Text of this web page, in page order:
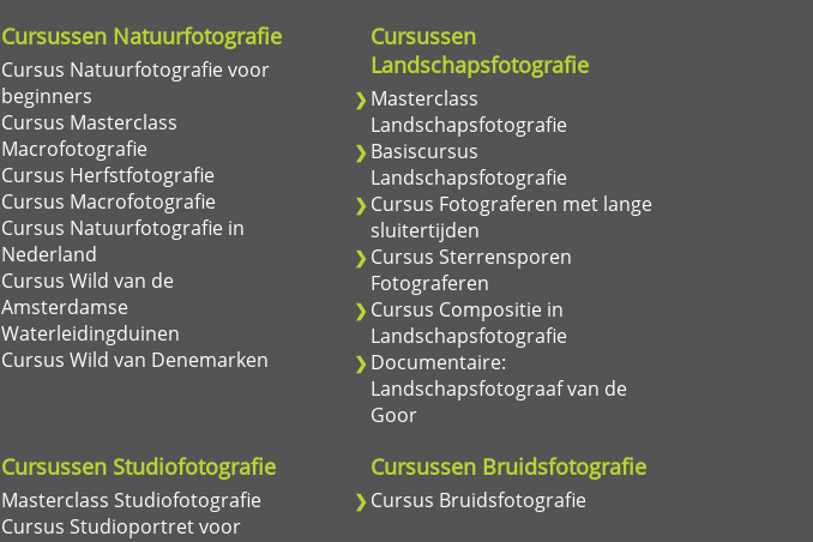
Cursussen Natuurfotografie
Cursus Natuurfotografie voor
beginners
Cursus Masterclass
Macrofotografie
Cursus Herfstfotografie
Cursus Macrofotografie
Cursus Natuurfotografie in
Nederland
Cursus Wild van de
Amsterdamse
Waterleidingduinen
Cursus Wild van Denemarken
Cursussen
Landschapsfotografie
Masterclass
Landschapsfotografie
Basiscursus
Landschapsfotografie
Cursus Fotograferen met lange
sluitertijden
Cursus Sterrensporen
Fotograferen
Cursus Compositie in
Landschapsfotografie
Documentaire:
Landschapsfotograaf van de
Goor
Cursussen Studiofotografie
Masterclass Studiofotografie
Cursus Studioportret voor
Cursussen Bruidsfotografie
Cursus Bruidsfotografie